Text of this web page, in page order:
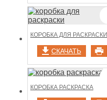
КОРОБКА ДЛЯ РАСКРАСКИ
СКАЧАТЬ
КОРОБКА РАСКРАСКА